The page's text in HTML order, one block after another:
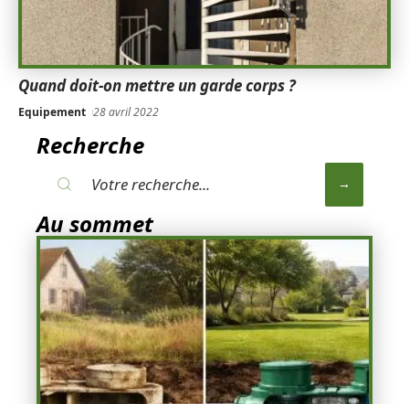
Quand doit-on mettre un garde corps ?
Equipement 28 avril 2022
Recherche
Au sommet